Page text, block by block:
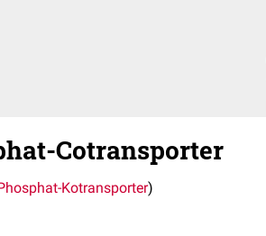
Cotransporter
Kotransporter)